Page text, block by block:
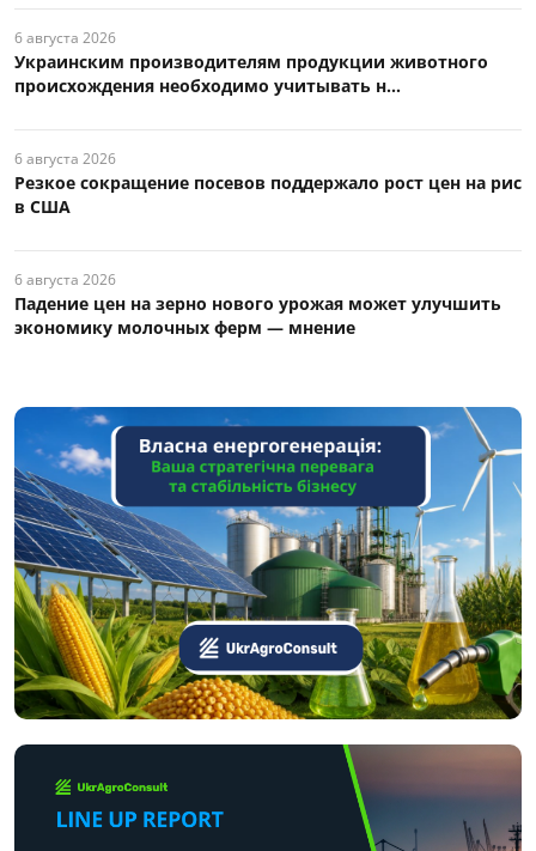
6 августа 2026
Украинским производителям продукции животного
происхождения необходимо учитывать н...
6 августа 2026
Резкое сокращение посевов поддержало рост цен на рис
в США
6 августа 2026
Падение цен на зерно нового урожая может улучшить
экономику молочных ферм — мнение